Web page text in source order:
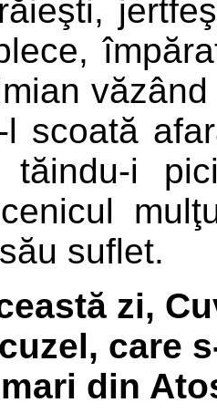
l scoată
tăindu-i
suflet.
zi,
care
din